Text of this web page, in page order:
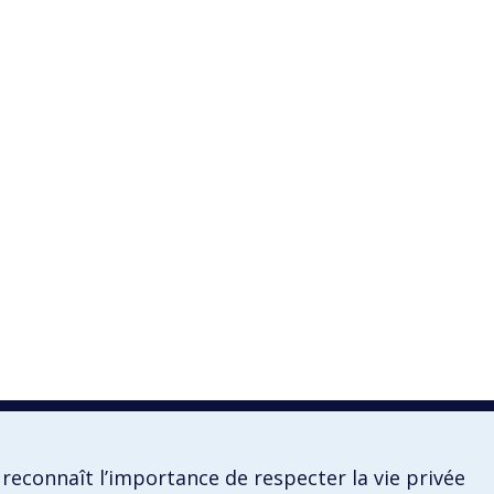
reconnaît l’importance de respecter la vie privée